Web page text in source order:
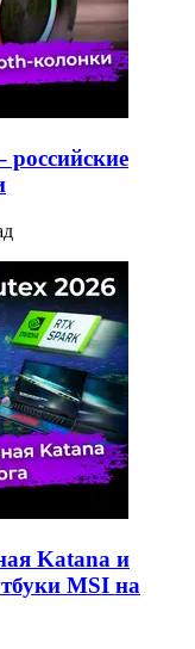
Katana и
MSI на